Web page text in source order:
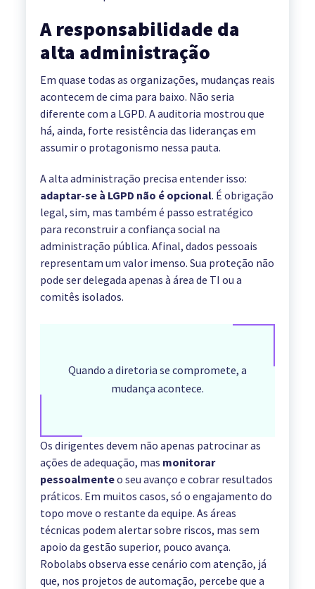
A responsabilidade da
alta administração
Em quase todas as organizações, mudanças reais
acontecem de cima para baixo. Não seria
diferente com a LGPD. A auditoria mostrou que
há, ainda, forte resistência das lideranças em
assumir o protagonismo nessa pauta.
A alta administração precisa entender isso:
adaptar-se à LGPD não é opcional. É obrigação
legal, sim, mas também é passo estratégico
para reconstruir a confiança social na
administração pública. Afinal, dados pessoais
representam um valor imenso. Sua proteção não
pode ser delegada apenas à área de TI ou a
comitês isolados.
Quando a diretoria se compromete, a
mudança acontece.
Os dirigentes devem não apenas patrocinar as
ações de adequação, mas monitorar
pessoalmenteo seu avanço e cobrar resultados
práticos. Em muitos casos, só o engajamento do
topo move o restante da equipe. As áreas
técnicas podem alertar sobre riscos, mas sem
apoio da gestão superior, pouco avança.
Robolabs observa esse cenário com atenção, já
que, nos projetos de automação, percebe que a